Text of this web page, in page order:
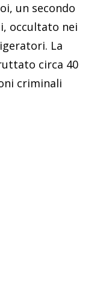
un secondo
occultato nei
La
circa 40
criminali